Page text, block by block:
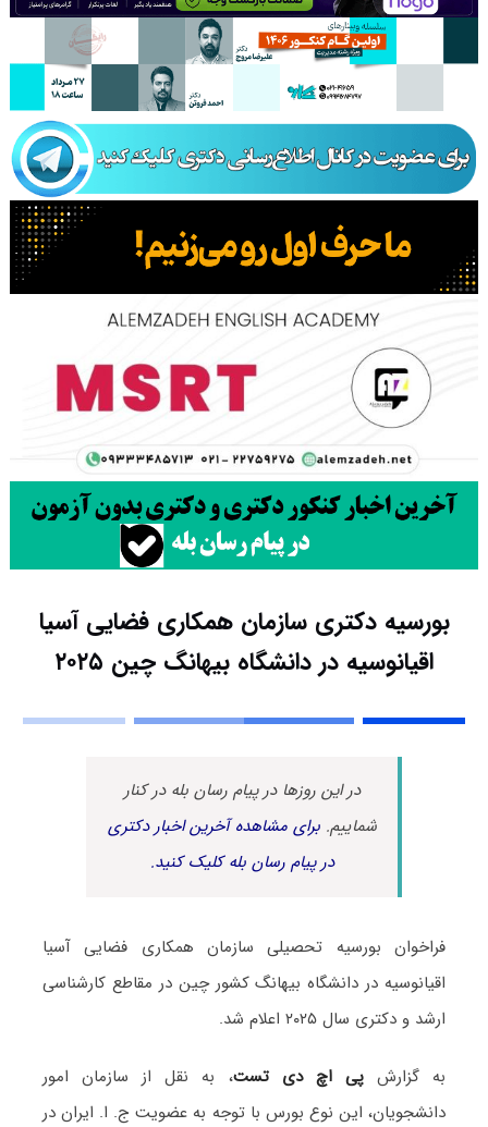
بورسیه دکتری سازمان‌ همکاری فضایی آسیا
اقیانوسیه در دانشگاه بیهانگ چین ۲۰۲۵
در این روزها در پیام رسان بله در کنار
شماییم.برای مشاهده آخرین اخبار دکتری
در پیام رسان بله کلیک کنید.
فراخوان بورسیه تحصیلی سازمان‌ همکاری فضایی آسیا
اقیانوسیه در دانشگاه‌ بیهانگ کشور چین در مقاطع کارشناسی
ارشد و دکتری سال ۲۰۲۵ اعلام شد.
به گزارشپی اچ دی تست، به نقل از سازمان امور
دانشجویان، این نوع بورس با توجه به عضویت ج. ا. ایران در